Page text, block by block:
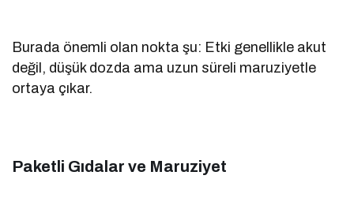
Burada önemli olan nokta şu: Etki genellikle akut
değil, düşük dozda ama uzun süreli maruziyetle
ortaya çıkar.
Paketli Gıdalar ve Maruziyet